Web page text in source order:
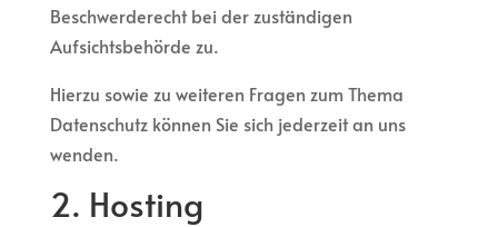
Beschwerderecht bei der zuständigen
Aufsichtsbehörde zu.
Hierzu sowie zu weiteren Fragen zum Thema
Datenschutz können Sie sich jederzeit an uns
wenden.
2. Hosting